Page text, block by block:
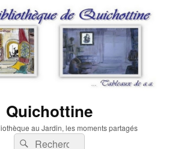
Quichottine
au Jardin, les moments partagés
Recherche :
Rechercher